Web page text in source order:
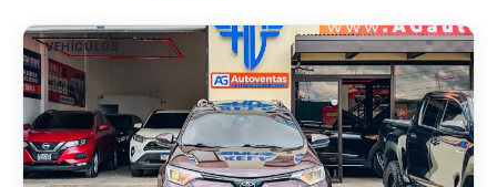
VEHÍCULOS